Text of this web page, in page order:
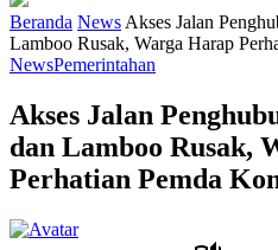
Beranda News Akses Jalan
Lamboo Rusak, Warga Harap
NewsPemerintahan
Akses Jalan
dan Lamboo Rusak,
Perhatian Pemda